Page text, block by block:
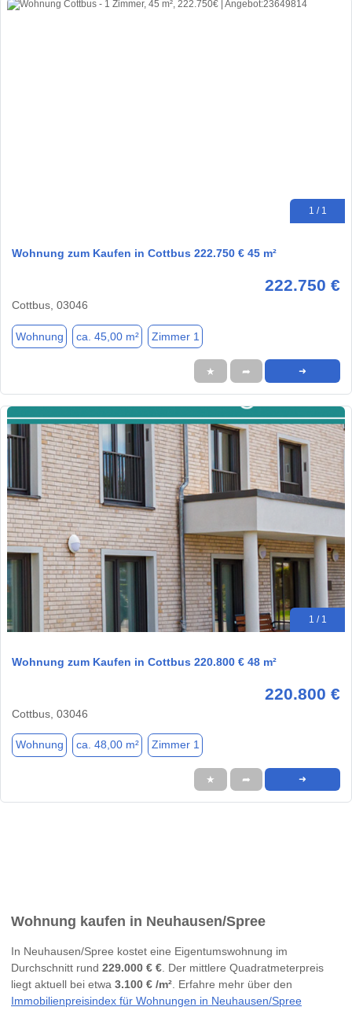
1 / 1
Wohnung zum Kaufen in Cottbus 222.750 € 45 m²
222.750 €
Cottbus, 03046
Wohnung ca. 45,00 m² Zimmer 1
★ ➦ ➜
1 / 1
Wohnung zum Kaufen in Cottbus 220.800 € 48 m²
220.800 €
Cottbus, 03046
Wohnung ca. 48,00 m² Zimmer 1
★ ➦ ➜
Wohnung kaufen in Neuhausen/Spree
In Neuhausen/Spree kostet eine Eigentumswohnung im
Durchschnitt rund 229.000 € € . Der mittlere Quadratmeterpreis
liegt aktuell bei etwa 3.100 € /m² . Erfahre mehr über den
Immobilienpreisindex für Wohnungen in Neuhausen/Spree